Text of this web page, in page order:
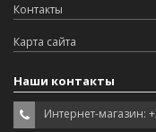
Контакты
Карта сайта
Наши контакты
Интернет-магазин: